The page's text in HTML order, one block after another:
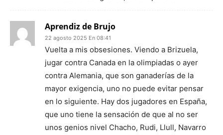
Aprendiz de Brujo
22 agosto 2025 En 08:41
Vuelta a mis obsesiones. Viendo a Brizuela,
jugar contra Canada en la olimpiadas o ayer
contra Alemania, que son ganaderías de la
mayor exigencia, uno no puede evitar pensar
en lo siguiente. Hay dos jugadores en España,
que uno tiene la sensación de que al no ser
unos genios nivel Chacho, Rudi, Llull, Navarro